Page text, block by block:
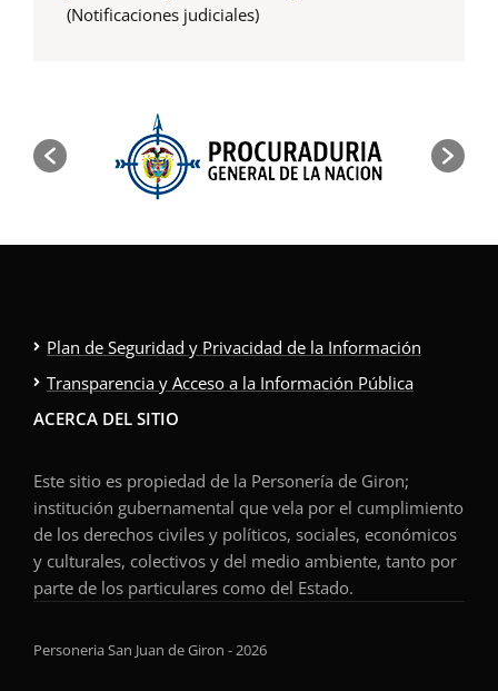
(Notificaciones judiciales)
Plan de Seguridad y Privacidad de la Información
Transparencia y Acceso a la Información Pública
ACERCA DEL SITIO
Este sitio es propiedad de la Personería de Giron;
institución gubernamental que vela por el cumplimiento
de los derechos civiles y políticos, sociales, económicos
y culturales, colectivos y del medio ambiente, tanto por
parte de los particulares como del Estado.
Personeria San Juan de Giron - 2026